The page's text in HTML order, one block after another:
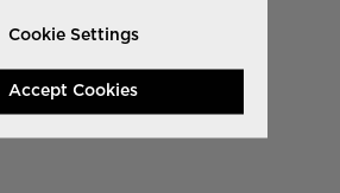
AINUTLAATUISIA
JA JÄNNITTÄVIÄ
JAA TAI MYY
TIETOJASI, LUE LISÄÄ
Cookie Settings
Accept Cookies